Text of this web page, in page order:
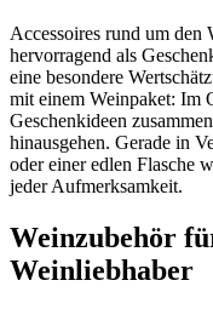
Accessoires rund um
hervorragend als
eine besondere
mit einem Weinpaket: Im
Geschenkideen
hinausgehen. Gerade in
oder einer edlen Flasche
jeder Aufmerksamkeit.
Weinzubehör
Weinliebhaber